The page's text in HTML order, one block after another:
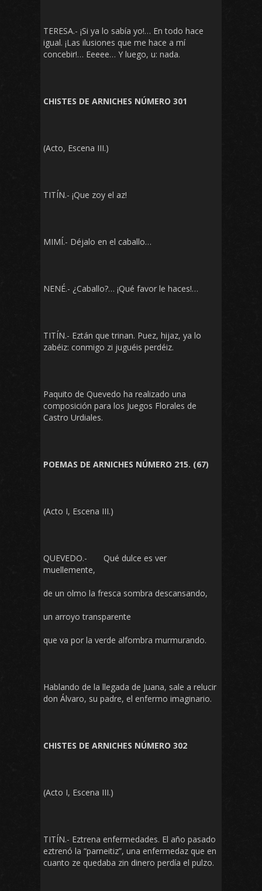
TERESA.- ¡Si ya lo sabía yo!… En todo hace
igual. ¡Las ilusiones que me hace a mí
concebir!… Eeeee… Y luego, u: nada.
CHISTES DE ARNICHES NÚMERO 301
(Acto, Escena III.)
TITÍN.- ¡Que zoy el az!
MIMÍ.- Déjalo en el caballo…
NENÉ.- ¿Caballo?… ¡Qué favor le haces!…
TITÍN.- Eztán que trinan. Puez, hijaz, ya lo
zabéiz: conmigo zi juguéis perdéiz.
Paquito de Quevedo ha realizado una
composición para los Juegos Florales de
Castro Urdiales.
POEMAS DE ARNICHES NÚMERO 215. (67)
(Acto I, Escena III.)
QUEVEDO.- Qué dulce es ver
muellemente,
de un olmo la fresca sombra descansando,
un arroyo transparente
que va por la verde alfombra murmurando.
Hablando de la llegada de Juana, sale a relucir
don Álvaro, su padre, el enfermo imaginario.
CHISTES DE ARNICHES NÚMERO 302
(Acto I, Escena III.)
TITÍN.- Eztrena enfermedades. El año pasado
eztrenó la “parneitiz”, una enfermedaz que en
cuanto ze quedaba zin dinero perdía el pulzo.